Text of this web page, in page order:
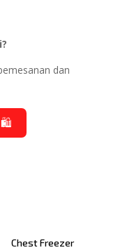
dan
🛍️
Chest Freezer